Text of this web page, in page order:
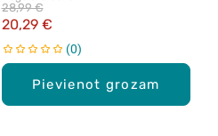
Pievienot grozam
20,29 €
28,99 €
0